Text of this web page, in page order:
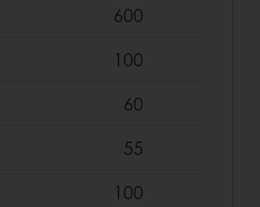
600
100
60
55
100